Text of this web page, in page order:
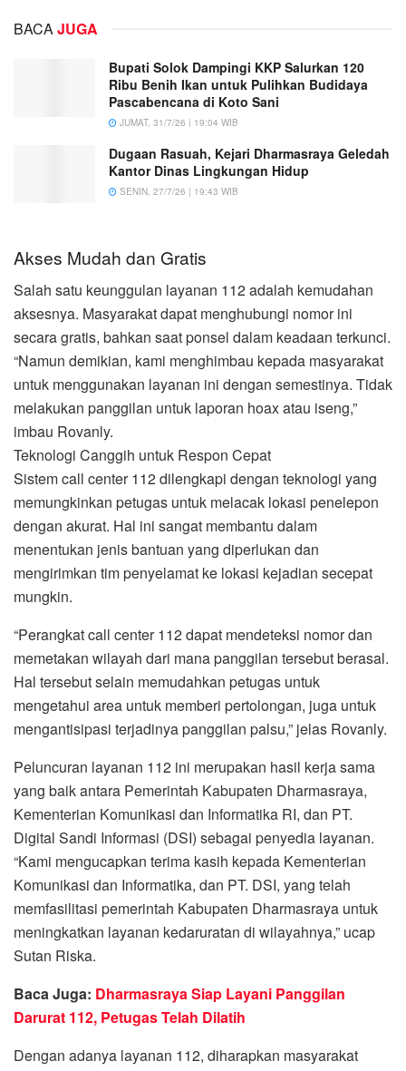
BACAJUGA
Bupati Solok Dampingi KKP Salurkan 120
Ribu Benih Ikan untuk Pulihkan Budidaya
Pascabencana di Koto Sani
JUMAT, 31/7/26 | 19:04 WIB
Dugaan Rasuah, Kejari Dharmasraya Geledah
Kantor Dinas Lingkungan Hidup
SENIN, 27/7/26 | 19:43 WIB
Akses Mudah dan Gratis
Salah satu keunggulan layanan 112 adalah kemudahan
aksesnya. Masyarakat dapat menghubungi nomor ini
secara gratis, bahkan saat ponsel dalam keadaan terkunci.
“Namun demikian, kami menghimbau kepada masyarakat
untuk menggunakan layanan ini dengan semestinya. Tidak
melakukan panggilan untuk laporan hoax atau iseng,”
imbau Rovanly.
Teknologi Canggih untuk Respon Cepat
Sistem call center 112 dilengkapi dengan teknologi yang
memungkinkan petugas untuk melacak lokasi penelepon
dengan akurat. Hal ini sangat membantu dalam
menentukan jenis bantuan yang diperlukan dan
mengirimkan tim penyelamat ke lokasi kejadian secepat
mungkin.
“Perangkat call center 112 dapat mendeteksi nomor dan
memetakan wilayah dari mana panggilan tersebut berasal.
Hal tersebut selain memudahkan petugas untuk
mengetahui area untuk memberi pertolongan, juga untuk
mengantisipasi terjadinya panggilan palsu,” jelas Rovanly.
Peluncuran layanan 112 ini merupakan hasil kerja sama
yang baik antara Pemerintah Kabupaten Dharmasraya,
Kementerian Komunikasi dan Informatika RI, dan PT.
Digital Sandi Informasi (DSI) sebagai penyedia layanan.
“Kami mengucapkan terima kasih kepada Kementerian
Komunikasi dan Informatika, dan PT. DSI, yang telah
memfasilitasi pemerintah Kabupaten Dharmasraya untuk
meningkatkan layanan kedaruratan di wilayahnya,” ucap
Sutan Riska.
Baca Juga: Dharmasraya Siap Layani Panggilan
Darurat 112, Petugas Telah Dilatih
Dengan adanya layanan 112, diharapkan masyarakat